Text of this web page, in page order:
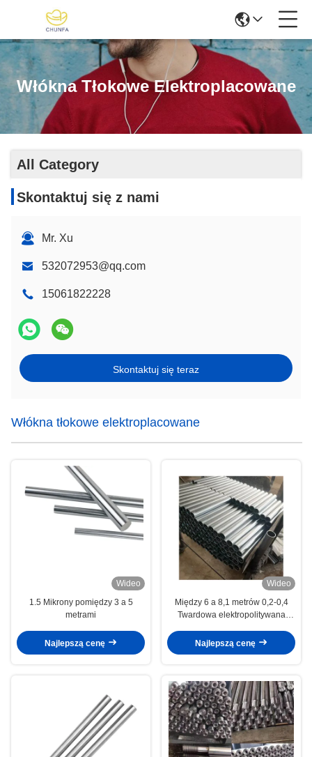
Włókna Tłokowe Elektroplacowane
All Category
Skontaktuj się z nami
Mr. Xu
532072953@qq.com
15061822228
Skontaktuj się teraz
Włókna tłokowe elektroplacowane
Wideo
1.5 Mikrony pomiędzy 3 a 5
metrami
Najlepszą cenę
Wideo
Między 6 a 8,1 metrów 0,2-0,4
Twardowa elektropolitywana
energetyczny
Najlepszą cenę